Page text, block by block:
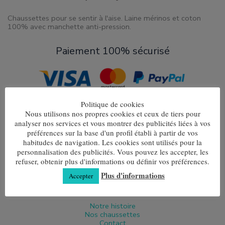
Chaussettes pour se sentir à l'aise. Laine mérinos et coton
100% avec manchette anti-pression.
Paiement 100% sécurisé
Information légale
Condiciones de contratación
Expédition & retours
Avis légale
Politique de confidentialité
Politique de cookies
Notre histoire
Nos chaussettes
Contact
Politique de cookies
Nous utilisons nos propres cookies et ceux de tiers pour
analyser nos services et vous montrer des publicités liées à vos
préférences sur la base d'un profil établi à partir de vos
habitudes de navigation. Les cookies sont utilisés pour la
personnalisation des publicités. Vous pouvez les accepter, les
refuser, obtenir plus d'informations ou définir vos préférences.
Accepter Plus d'informations